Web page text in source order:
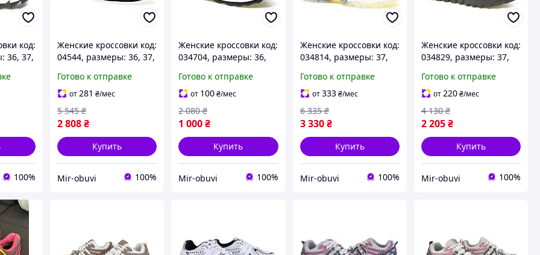
код:
36, 37,
100%
Женские кроссовки код:
04544, размеры: 36, 37,
Готово к отправке
от281 ₴/мес
2 808₴
5 545 ₴
Купить
Mir-obuvi 100%
Женские кроссовки код:
034704, размеры: 36,
Готово к отправке
от 100₴/мес
1 000₴
2 080 ₴
Купить
Mir-obuvi 100%
Женские кроссовки код:
034814, размеры: 37,
Готово к отправке
от333 ₴/мес
3 330 ₴
6 335 ₴
Купить
Mir-obuvi 100%
Женские кроссовки код:
034829, размеры: 37,
Готово к отправке
от220₴/мес
2 205₴
4 130 ₴
Купить
Mir-obuvi 100%